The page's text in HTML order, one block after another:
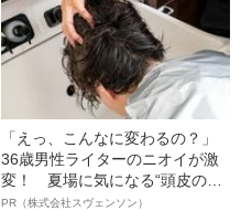
「えっ、こんなに変わるの？」
36歳男性ライターのニオイが激
変！ 夏場に気になる“頭皮のニ
オイ”や“ベタつき”を解消す
PR（株式会社スヴェンソン）